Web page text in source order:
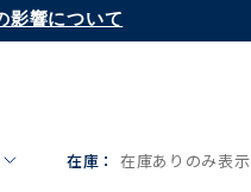
影響について
在庫： 在庫ありのみ表示